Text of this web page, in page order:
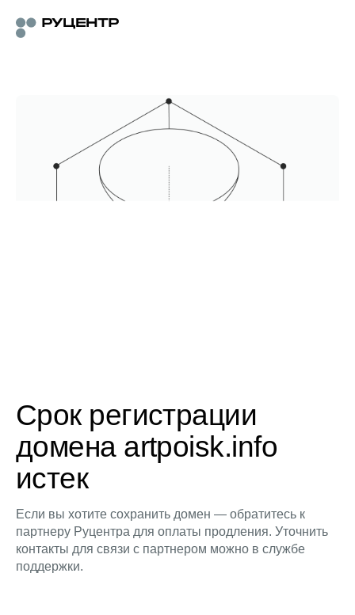
Срок регистрации
домена artpoisk.info
истек
Если вы хотите сохранить домен — обратитесь к
партнеру Руцентра для оплаты продления. Уточнить
контакты для связи с партнером можно в службе
поддержки.